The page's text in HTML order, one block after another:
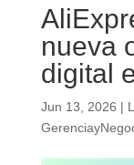
nueva
digital
Jun 13, 2026 |